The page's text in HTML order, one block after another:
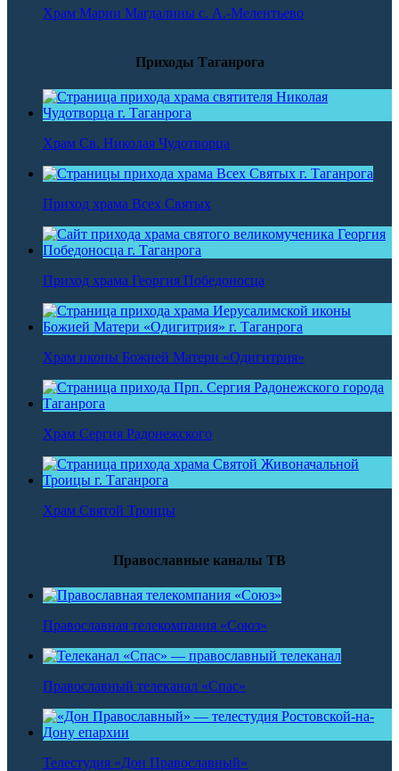
Храм Марии Магдалины с. А.-Мелентьево
Приходы Таганрога
Храм Св. Николая Чудотворца
Приход храма Всех Святых
Приход храма Георгия Победоносца
Храм иконы Божией Матери «Одигитрия»
Храм Сергия Радонежского
Храм Святой Троицы
Православные каналы ТВ
Православная телекомпания «Союз»
Православный телеканал «Спас»
Телестудия «Дон Православный»